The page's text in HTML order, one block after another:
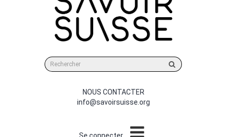
sur
site
NOUS CONTACTER
info@savoirsuisse.org